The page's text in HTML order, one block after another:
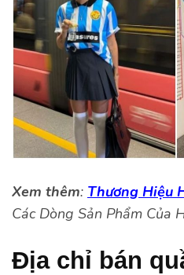
Xem thêm: Thương Hiệu
Các Dòng Sản Phẩm Của
Địa chỉ bán